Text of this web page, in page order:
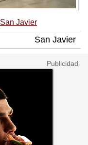
San Javier
San Javier